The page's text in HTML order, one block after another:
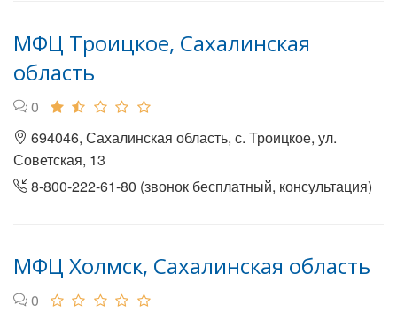
МФЦ Троицкое, Сахалинская
область
0
694046, Сахалинская область, с. Троицкое, ул.
Советская, 13
8-800-222-61-80 (звонок бесплатный, консультация)
МФЦ Холмск, Сахалинская область
0